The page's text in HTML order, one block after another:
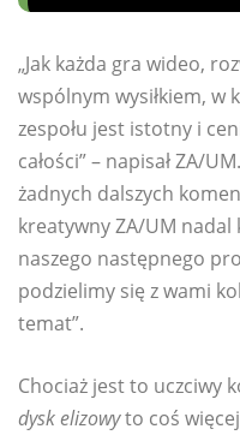
„Jak każda gra wideo,
wspólnym wysiłkiem, w
zespołu jest istotny i
całości” – napisał ZA/
żadnych dalszych
kreatywny ZA/UM
naszego następnego
podzielimy się z wami
temat”.
Chociaż jest to uczciwy
dysk elizowyto coś